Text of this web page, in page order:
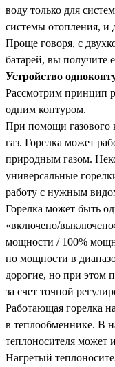
воду только для
системы отопления, и
Проще говоря, с
батарей, вы получите
Устройство
Рассмотрим принцип
одним контуром.
При помощи газового
газ. Горелка может
природным газом.
универсальные
работу с нужным
Горелка может быть
«включено/
мощности / 100%
по мощности в
дорогие, но при этом
за счет точной
Работающая горелка
в теплообменнике. В
теплоносителя может
Нагретый